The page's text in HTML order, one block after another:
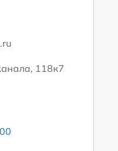
118к7